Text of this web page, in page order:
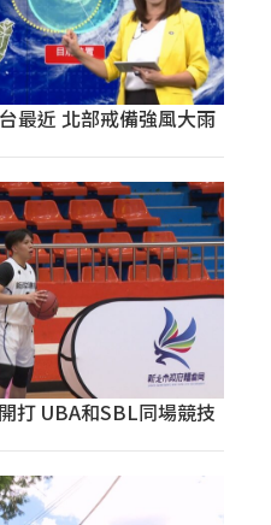
最近 北部戒備強風大雨
打 UBA和SBL同場競技